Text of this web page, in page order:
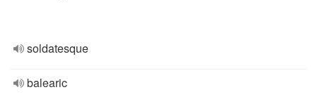
soldatesque
balearic